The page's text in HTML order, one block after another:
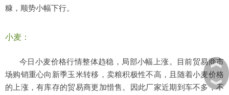
糠，顺势小幅下行。
小麦：
今日小麦价格行情整体趋稳，局部小幅上涨。目前贸易商市
场购销重心向新季玉米转移，卖粮积极性不高，且随着小麦价格
的上涨，有库存的贸易商更加惜售。因此厂家近期到车不多，不
︽
︾